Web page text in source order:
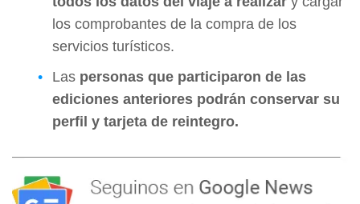
los comprobantes de la compra de los
servicios turísticos.
Las personas que participaron de las
ediciones anteriores podrán conservar su
perfil y tarjeta de reintegro.